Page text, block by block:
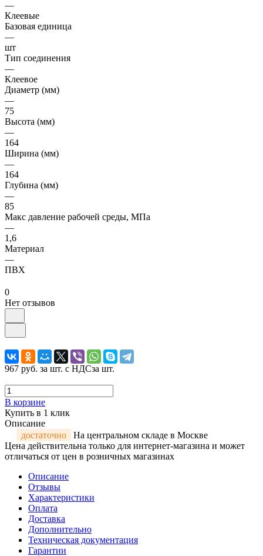
—
Клеевые
Базовая единица
—
шт
Тип соединения
—
Клеевое
Диаметр (мм)
—
75
Высота (мм)
—
164
Ширина (мм)
—
164
Глубина (мм)
—
85
Макс давление рабочей среды, МПа
—
1,6
Материал
—
ПВХ
0
Нет отзывов
967 руб. за шт. с НДСза шт.
В корзине
Купить в 1 клик
Описание
достаточно
На центральном складе в Москве
Цена действительна только для интернет-магазина и может
отличаться от цен в розничных магазинах
Описание
Отзывы
Характеристики
Оплата
Доставка
Дополнительно
Техническая документация
Гарантии